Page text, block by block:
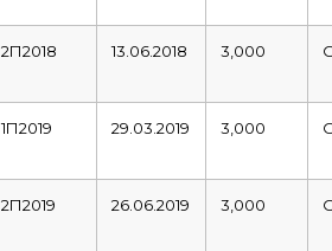
2П2018 13.06.2018 3,000
1П2019 29.03.2019 3,000
2П2019 26.06.2019 3,000